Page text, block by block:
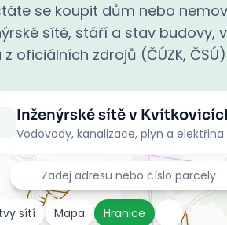
se koupit dům nebo
sítě, stáří a stav budovy,
z oficiálních zdrojů (ČÚZK,
Inženýrské sítěv
Vodovody, kanalizace, plyn a elektřina